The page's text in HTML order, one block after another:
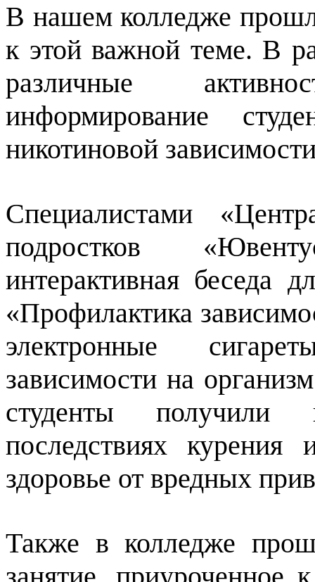
В нашем колледже
к этой важной теме. В
различные
информирование
никотиновой
Специалистами
подростков
интерактивная беседа
«Профилактика
электронные
зависимости на
студенты
последствиях
здоровье от вредных
Также в колледже